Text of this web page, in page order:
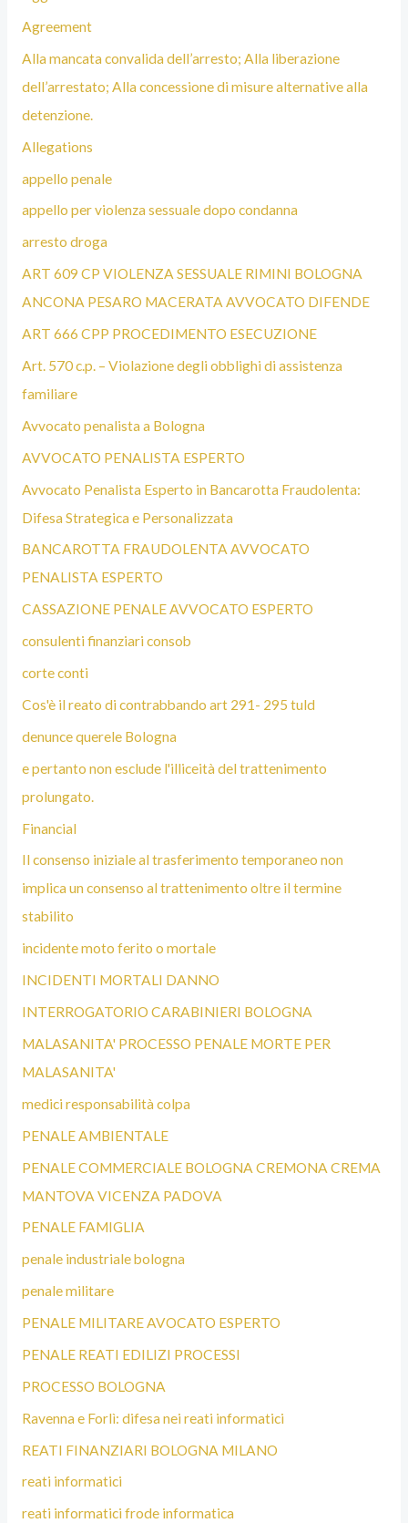
Agreement
Alla mancata convalida dell’arresto; Alla liberazione
dell’arrestato; Alla concessione di misure alternative alla
detenzione.
Allegations
appello penale
appello per violenza sessuale dopo condanna
arresto droga
ART 609 CP VIOLENZA SESSUALE RIMINI BOLOGNA
ANCONA PESARO MACERATA AVVOCATO DIFENDE
ART 666 CPP PROCEDIMENTO ESECUZIONE
Art. 570 c.p. – Violazione degli obblighi di assistenza
familiare
Avvocato penalista a Bologna
AVVOCATO PENALISTA ESPERTO
Avvocato Penalista Esperto in Bancarotta Fraudolenta:
Difesa Strategica e Personalizzata
BANCAROTTA FRAUDOLENTA AVVOCATO
PENALISTA ESPERTO
CASSAZIONE PENALE AVVOCATO ESPERTO
consulenti finanziari consob
corte conti
Cos'è il reato di contrabbando art 291- 295 tuld
denunce querele Bologna
e pertanto non esclude l'illiceità del trattenimento
prolungato.
Financial
Il consenso iniziale al trasferimento temporaneo non
implica un consenso al trattenimento oltre il termine
stabilito
incidente moto ferito o mortale
INCIDENTI MORTALI DANNO
INTERROGATORIO CARABINIERI BOLOGNA
MALASANITA' PROCESSO PENALE MORTE PER
MALASANITA'
medici responsabilità colpa
PENALE AMBIENTALE
PENALE COMMERCIALE BOLOGNA CREMONA CREMA
MANTOVA VICENZA PADOVA
PENALE FAMIGLIA
penale industriale bologna
penale militare
PENALE MILITARE AVOCATO ESPERTO
PENALE REATI EDILIZI PROCESSI
PROCESSO BOLOGNA
Ravenna e Forlì: difesa nei reati informatici
REATI FINANZIARI BOLOGNA MILANO
reati informatici
reati informatici frode informatica